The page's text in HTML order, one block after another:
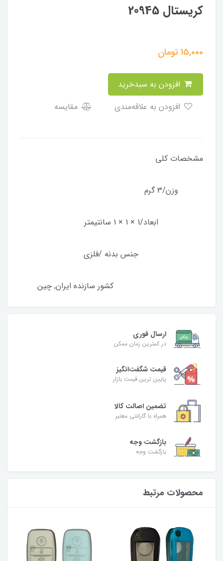
کریستال 20945
15,000تومان
مقایسه
مشخصات کلی
وزن/3 گرم
ابعاد/1 × 1 × 1 سانتیمتر
جنس بدنه /فلزی
کشور سازنده ایران, چین
ارسال فوری
در کمترین زمان ممکن
قیمت شگفت‌انگیز
پایین ترین قیمت بازار
تضمین اصالت کالا
همراه با گارانتی معتبر
بازگشت وجه
بازگشت وجه
محصولات مرتبط